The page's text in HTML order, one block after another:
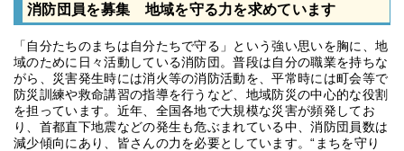
消防団員を募集 地域を守る力を求めています
「自分たちのまちは自分たちで守る」という強い思いを胸に、地
域のために日々活動している消防団。普段は自分の職業を持ちな
がら、災害発生時には消火等の消防活動を、平常時には町会等で
防災訓練や救命講習の指導を行うなど、地域防災の中心的な役割
を担っています。近年、全国各地で大規模な災害が頻発してお
り、首都直下地震などの発生も危ぶまれている中、消防団員数は
減少傾向にあり、皆さんの力を必要としています。“まちを守り